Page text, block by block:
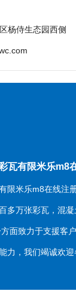
杨侍生态园西侧
瓦有限米乐m8
米乐m8在线注册
多万张彩瓦，混
方面致力于支援
力，我们竭诚欢